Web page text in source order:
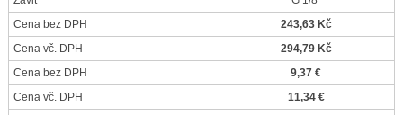
Cena bez DPH
243,63 Kč
Cena vč. DPH
294,79 Kč
Cena bez DPH
9,37 €
Cena vč. DPH
11,34 €